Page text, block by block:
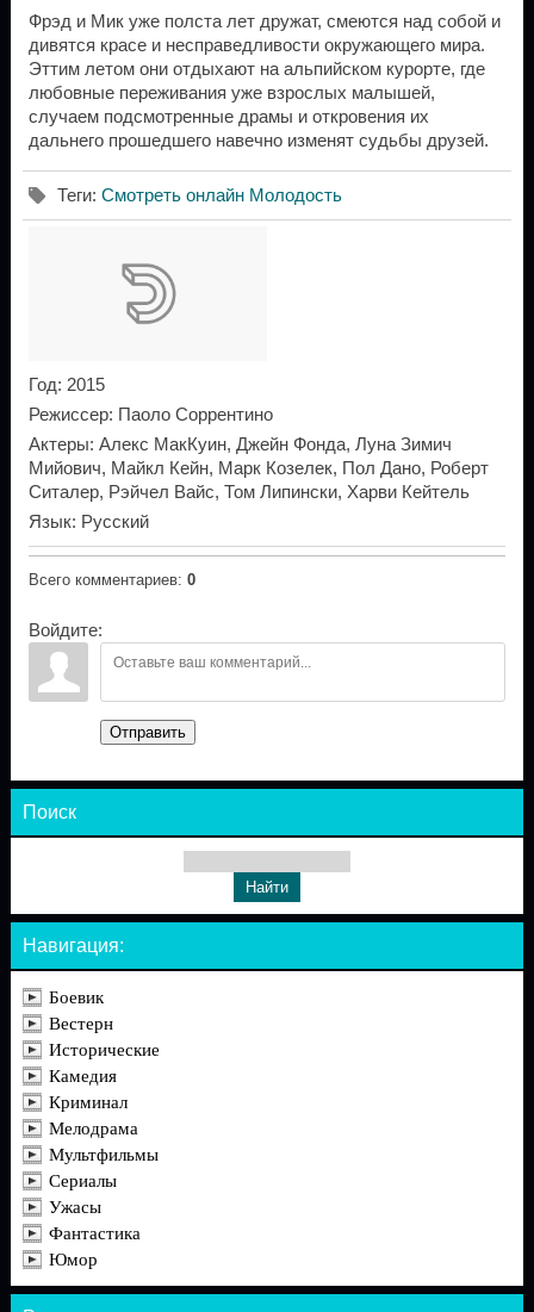
Фрэд и Мик уже полста лет дружат, смеются над собой и
дивятся красе и несправедливости окружающего мира.
Эттим летом они отдыхают на альпийском курорте, где
любовные переживания уже взрослых малышей,
случаем подсмотренные драмы и откровения их
дальнего прошедшего навечно изменят судьбы друзей.
Теги: Смотреть онлайн Молодость
Год: 2015
Режиссер: Паоло Соррентино
Актеры: Алекс МакКуин, Джейн Фонда, Луна Зимич
Мийович, Майкл Кейн, Марк Козелек, Пол Дано, Роберт
Ситалер, Рэйчел Вайс, Том Липински, Харви Кейтель
Язык: Русский
Всего комментариев: 0
Войдите:
Отправить
Поиск
Навигация:
Боевик
Вестерн
Исторические
Камедия
Криминал
Мелодрама
Мультфильмы
Сериалы
Ужасы
Фантастика
Юмор